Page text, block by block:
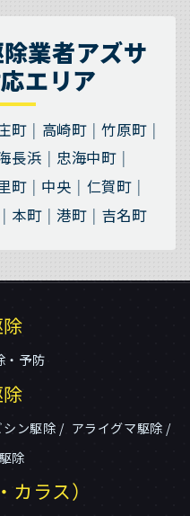
業者アズサ
エリア
町 高崎町
竹原町
長浜
忠海中町
町 中央
仁賀町
本町 港町 吉名町
・予防
シン駆除
アライグマ駆除
除
ラス）